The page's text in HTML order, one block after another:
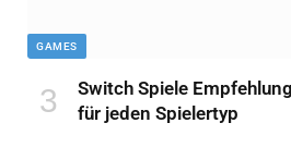
GAMES
Switch Spiele
für jeden Spielertyp